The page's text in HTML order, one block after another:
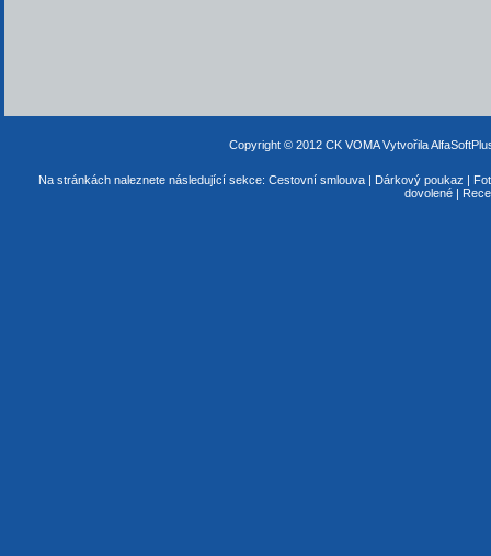
Copyright © 2012 CK VOMA Vytvořila
Na stránkách naleznete následující sekce: Cestovní smlouva| Dárkový poukaz |
dovolené|